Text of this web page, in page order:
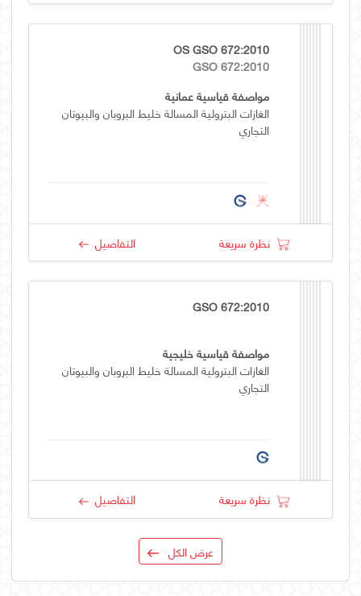
OS GSO 672:2010
GSO 672:2010
مواصفة قياسية عمانية
الغازات البترولية المسالة خليط البروبان والبيوتان
التجاري
نظرة سريعة التفاصيل
GSO 672:2010
مواصفة قياسية خليجية
الغازات البترولية المسالة خليط البروبان والبيوتان
التجاري
نظرة سريعة التفاصيل
عرض الكل